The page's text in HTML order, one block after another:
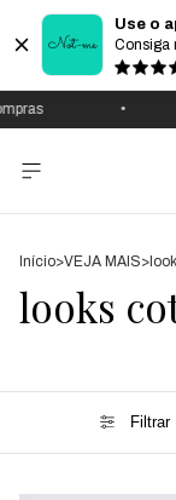
Use o
Consiga
Início>VEJA MAIS>
looks
Filtrar